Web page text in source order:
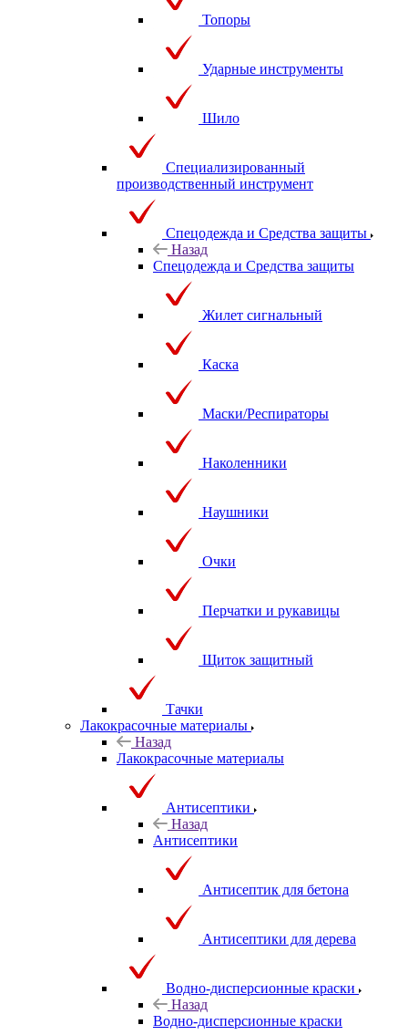
Топоры
Ударные инструменты
Шило
Специализированный
производственный инструмент
Спецодежда и Средства защиты
Назад
Спецодежда и Средства защиты
Жилет сигнальный
Каска
Маски/Респираторы
Наколенники
Наушники
Очки
Перчатки и рукавицы
Щиток защитный
Тачки
Лакокрасочные материалы
Назад
Лакокрасочные материалы
Антисептики
Назад
Антисептики
Антисептик для бетона
Антисептики для дерева
Водно-дисперсионные краски
Назад
Водно-дисперсионные краски